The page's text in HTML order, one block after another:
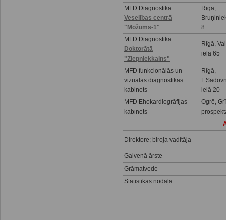
MFD Diagnostika
Veselības centrā
"Možums-1"
Rīgā,
8
MFD Diagnostika
Doktorātā
"Ziepniekkalns"
Rīgā,
ielā 65
MFD funkcionālās un
vizuālās diagnostikas
kabinets
Rīgā,
ielā 20
MFD Ehokardiogrāfijas
kabinets
Ogrē,
Direktore; biroja vadītāja
Galvenā ārste
Grāmatvede
Statistikas nodaļa